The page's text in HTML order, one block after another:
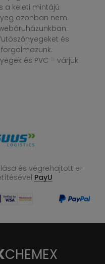
a keleti mintájú
azonban nem
és
és PVC – várjuk
és végrehajtott e-
PayU
CHEMEX